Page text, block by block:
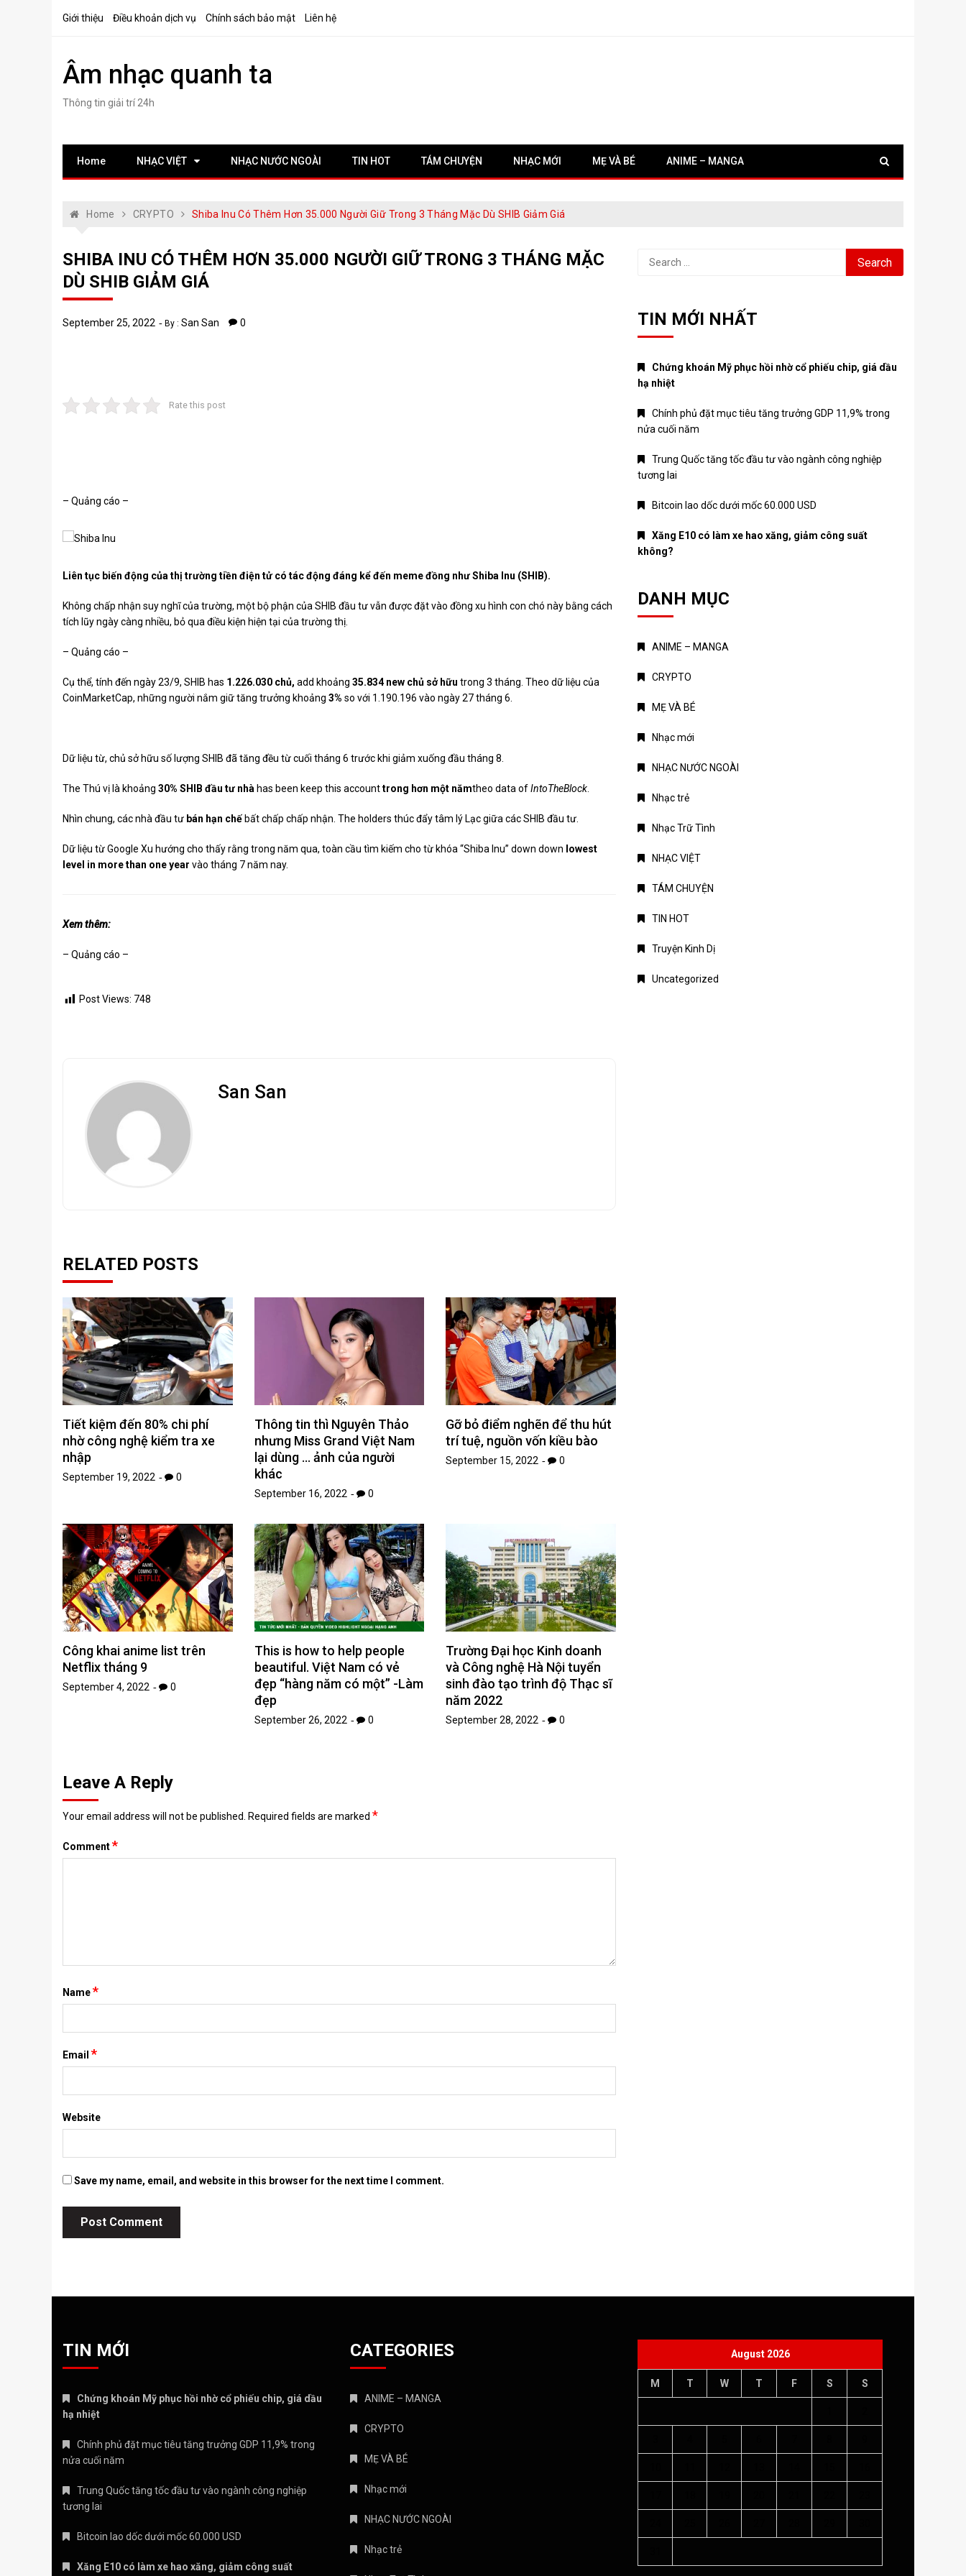
Giới thiệu Điều khoản dịch vụ Chính sách bảo mật Liên hệ
Âm nhạc quanh ta
Thông tin giải trí 24h
Home NHẠC VIỆT NHẠC NƯỚC NGOÀI TIN HOT TÁM CHUYỆN NHẠC MỚI MẸ VÀ BÉ ANIME – MANGA
Home CRYPTO Shiba Inu Có Thêm Hơn 35.000 Người Giữ Trong 3 Tháng Mặc Dù SHIB Giảm Giá
SHIBA INU CÓ THÊM HƠN 35.000 NGƯỜI GIỮ TRONG 3 THÁNG MẶC
DÙ SHIB GIẢM GIÁ
September 25, 2022 By : San San 0
Rate this post
– Quảng cáo –
Liên tục biến động của thị trường tiền điện tử có tác động đáng kể đến meme đồng như Shiba Inu (SHIB).
Không chấp nhận suy nghĩ của trường, một bộ phận của SHIB đầu tư vẫn được đặt vào đồng xu hình con chó này bằng cách
tích lũy ngày càng nhiều, bỏ qua điều kiện hiện tại của trường thị.
– Quảng cáo –
Cụ thể, tính đến ngày 23/9, SHIB has 1.226.030 chủ, add khoảng 35.834 new chủ sở hữu trong 3 tháng. Theo dữ liệu của
CoinMarketCap, những người nắm giữ tăng trưởng khoảng 3% so với 1.190.196 vào ngày 27 tháng 6.
Dữ liệu từ, chủ sở hữu số lượng SHIB đã tăng đều từ cuối tháng 6 trước khi giảm xuống đầu tháng 8.
The Thú vị là khoảng 30% SHIB đầu tư nhà has been keep this accounttrong hơn một nămtheo data ofIntoTheBlock.
Nhìn chung, các nhà đầu tư bán hạn chế bất chấp chấp nhận. The holders thúc đẩy tâm lý Lạc giữa các SHIB đầu tư.
Dữ liệu từ Google Xu hướng cho thấy rằng trong năm qua, toàn cầu tìm kiếm cho từ khóa “Shiba Inu” down down lowest
level in more than one year vào tháng 7 năm nay.
Xem thêm:
– Quảng cáo –
Post Views: 748
San San
RELATED POSTS
Tiết kiệm đến 80% chi phí
nhờ công nghệ kiểm tra xe
nhập
September 19, 2022 0
Thông tin thì Nguyên Thảo
nhưng Miss Grand Việt Nam
lại dùng … ảnh của người
khác
September 16, 2022 0
Gỡ bỏ điểm nghẽn để thu hút
trí tuệ, nguồn vốn kiều bào
September 15, 2022 0
Công khai anime list trên
Netflix tháng 9
September 4, 2022 0
This is how to help people
beautiful. Việt Nam có vẻ
đẹp “hàng năm có một” -Làm
đẹp
September 26, 2022 0
Trường Đại học Kinh doanh
và Công nghệ Hà Nội tuyển
sinh đào tạo trình độ Thạc sĩ
năm 2022
September 28, 2022 0
Leave A Reply
Your email address will not be published. Required fields are marked *
Comment*
Name*
Email *
Website
Save my name, email, and website in this browser for the next time I comment.
Search
TIN MỚI NHẤT
Chứng khoán Mỹ phục hồi nhờ cổ phiếu chip, giá dầu
hạ nhiệt
Chính phủ đặt mục tiêu tăng trưởng GDP 11,9% trong
nửa cuối năm
Trung Quốc tăng tốc đầu tư vào ngành công nghiệp
tương lai
Bitcoin lao dốc dưới mốc 60.000 USD
Xăng E10 có làm xe hao xăng, giảm công suất
không?
DANH MỤC
ANIME – MANGA
CRYPTO
MẸ VÀ BÉ
Nhạc mới
NHẠC NƯỚC NGOÀI
Nhạc trẻ
Nhạc Trữ Tình
NHẠC VIỆT
TÁM CHUYỆN
TIN HOT
Truyện Kinh Dị
Uncategorized
TIN MỚI
Chứng khoán Mỹ phục hồi nhờ cổ phiếu chip, giá dầu
hạ nhiệt
Chính phủ đặt mục tiêu tăng trưởng GDP 11,9% trong
nửa cuối năm
Trung Quốc tăng tốc đầu tư vào ngành công nghiệp
tương lai
Bitcoin lao dốc dưới mốc 60.000 USD
Xăng E10 có làm xe hao xăng, giảm công suất
CATEGORIES
ANIME – MANGA
CRYPTO
MẸ VÀ BÉ
Nhạc mới
NHẠC NƯỚC NGOÀI
Nhạc trẻ
August 2026
M T W T F S S